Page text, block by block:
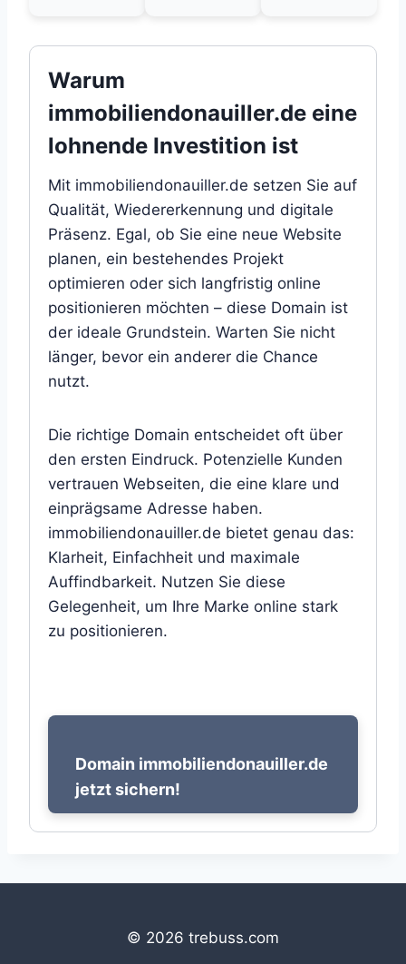
Warum
immobiliendonauiller.de eine
lohnende Investition ist
Mit immobiliendonauiller.de setzen Sie auf
Qualität, Wiedererkennung und digitale
Präsenz. Egal, ob Sie eine neue Website
planen, ein bestehendes Projekt
optimieren oder sich langfristig online
positionieren möchten – diese Domain ist
der ideale Grundstein. Warten Sie nicht
länger, bevor ein anderer die Chance
nutzt.
Die richtige Domain entscheidet oft über
den ersten Eindruck. Potenzielle Kunden
vertrauen Webseiten, die eine klare und
einprägsame Adresse haben.
immobiliendonauiller.de bietet genau das:
Klarheit, Einfachheit und maximale
Auffindbarkeit. Nutzen Sie diese
Gelegenheit, um Ihre Marke online stark
zu positionieren.
Domain immobiliendonauiller.de
jetzt sichern!
© 2026 trebuss.com